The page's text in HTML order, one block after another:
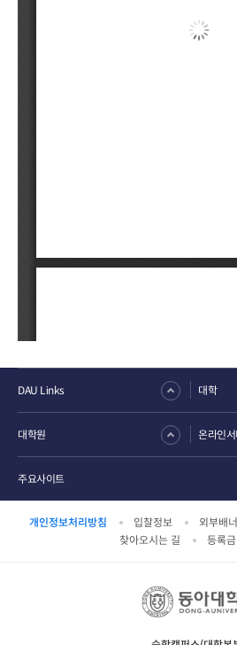
개인정보처리방침 입찰정보 외부배
찾아오시는 길
등록
DAU Links 대학
대학원 온라인
주요사이트